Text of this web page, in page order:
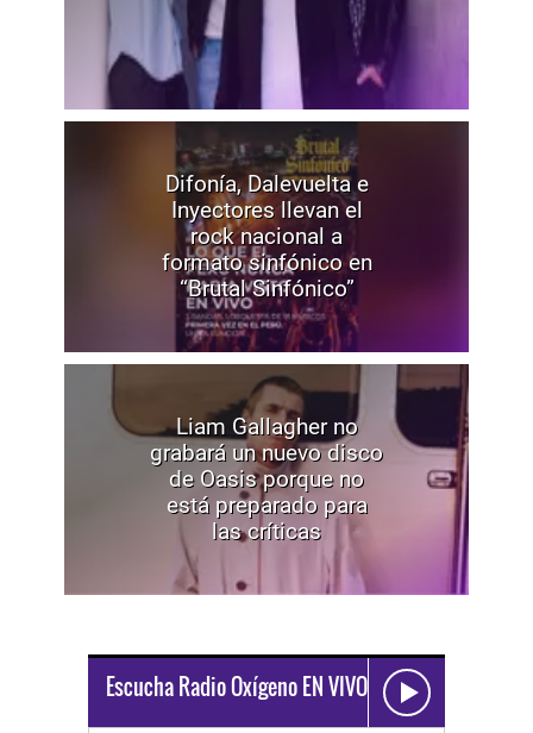
Difonía, Dalevuelta e
Inyectores llevan el
rock nacional a
formato sinfónico en
“Brutal Sinfónico”
Liam Gallagher no
grabará un nuevo disco
de Oasis porque no
está preparado para
las críticas
Escucha Radio Oxígeno EN VIVO